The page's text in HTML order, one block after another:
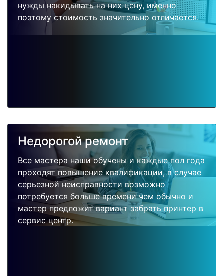
нужды накидывать на них цену, именно
поэтому стоимость значительно отличается.
Недорогой ремонт
Все мастера наши обучены и каждые пол года
проходят повышение квалификации, в случае
серьезной неисправности возможно
потребуется больше времени чем обычно и
мастер предложит вариант забрать принтер в
сервис центр.